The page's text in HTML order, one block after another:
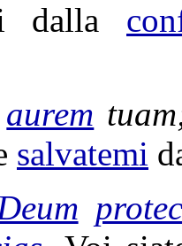
dalla
aurem
salvatemi